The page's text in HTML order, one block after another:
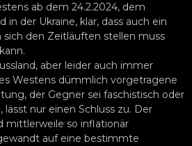
ab dem 24.2.2024, dem
in der Ukraine, klar, dass auch ein
den Zeitläuften stellen muss
aber leider auch immer
Westens dümmlich vorgetragene
der Gegner sei faschistisch oder
lässt nur einen Schluss zu. Der
mittlerweile so inflationär
auf eine bestimmte